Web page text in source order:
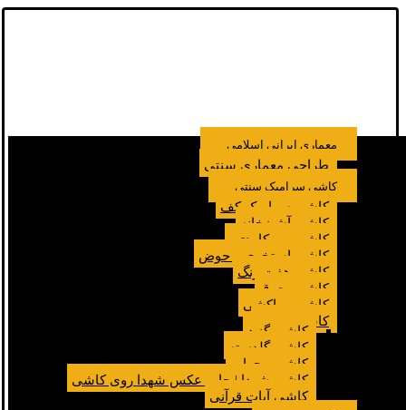
معماری ایرانی اسلامی
طراحی معماری سنتی
کاشی سرامیک سنتی
کاشی سرامیک کف
کاشی آشپزخانه
کاشی بین کابینتی
کاشی استخری و حوض
کاشی هفت رنگ
کاشی معرق
کاشی مراکشی
کاشی مسجد
کاشی گنبد
کاشی گلدسته
کاشی محراب
کاشی شهدا | چاپ عکس شهدا روی کاشی
کاشی آیات قرآنی